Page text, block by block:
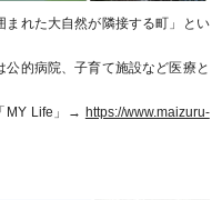
まれた大自然が隣接する町」とい
的病院、子育て施設など医療と
MY Life」→ https://www.maizuru-